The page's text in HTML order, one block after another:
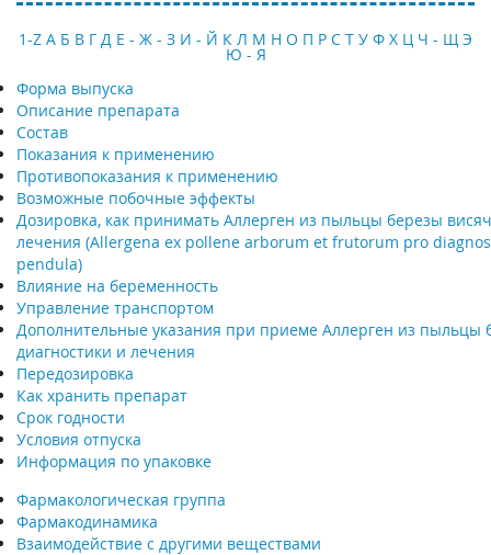
1-Z А Б В Г Д Е - Ж - З И - Й К Л М Н О П Р С Т У Ф Х Ц Ч - Щ Э
Ю - Я
Форма выпуска
Описание препарата
Состав
Показания к применению
Противопоказания к применению
Возможные побочные эффекты
Дозировка, как принимать Аллерген из пыльцы березы
лечения (Allergena ex pollene arborum et frutorum pro
pendula)
Влияние на беременность
Управление транспортом
Дополнительные указания при приеме Аллерген из пыльцы
диагностики и лечения
Передозировка
Как хранить препарат
Срок годности
Условия отпуска
Информация по упаковке
Фармакологическая группа
Фармакодинамика
Взаимодействие с другими веществами